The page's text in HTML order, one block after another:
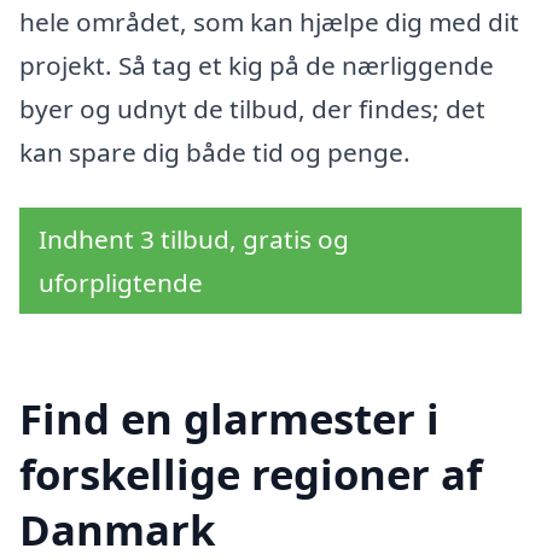
hele området, som kan hjælpe dig med dit
projekt. Så tag et kig på de nærliggende
byer og udnyt de tilbud, der findes; det
kan spare dig både tid og penge.
Indhent 3 tilbud, gratis og
uforpligtende
Find en glarmester i
forskellige regioner af
Danmark